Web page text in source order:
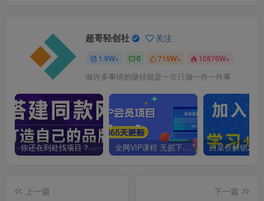
超哥轻创社 关注
1.9W+ 0 715W+ 10876W+
做许多事情的捷径就是一次只做一件一件事
你还在到处找项目？还在当韭菜？我靠卖项目一个月收入5万+，曾经我也是个失败者。 全网VIP课程 无损下载~
上一篇
下一篇